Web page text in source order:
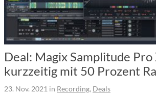
Deal: Magix Samplitude Pro
kurzzeitig mit 50 Prozent
23. Nov. 2021 in Recording, Deals